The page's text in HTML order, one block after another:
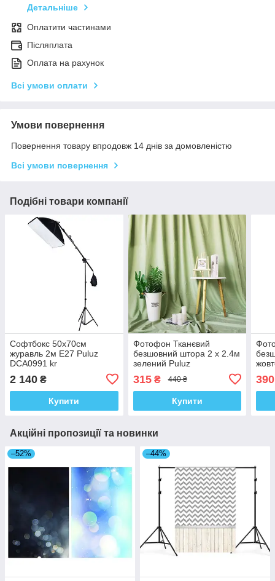
Детальніше
Оплатити частинами
Післяплата
Оплата на рахунок
Всі умови оплати
Умови повернення
Повернення товару впродовж 14 днів за домовленістю
Всі умови повернення
Подібні товари компанії
Софтбокс 50x70см
журавль 2м Е27 Puluz
DCA0991 kr
2 140 ₴
Купити
Фотофон Тканєвий
безшовний штора 2 x 2.4м
зелений Puluz
315₴ 440 ₴
Купити
390
Акційні пропозиції та новинки
–52% –44%